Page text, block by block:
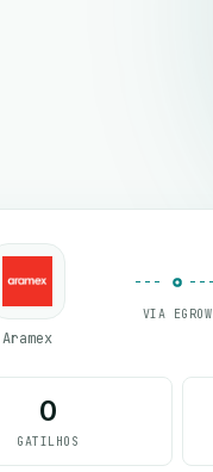
Aramex
VIA EGROW
0
GATILHOS